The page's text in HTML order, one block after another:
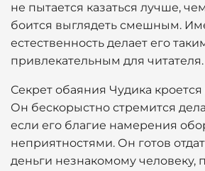
не пытается казаться лучше,
боится выглядеть смешным.
естественность делает его
привлекательным для читателя.
Секрет обаяния Чудика кроется
Он бескорыстно стремится
если его благие намерения
неприятностями. Он готов
деньги незнакомому человеку,